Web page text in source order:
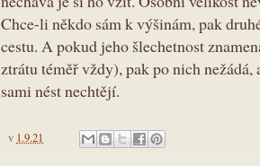
Chce-li někdo sám k výšinám, pak
cestu. A pokud jeho šlechetnost
ztrátu téměř vždy), pak po nich
sami nést nechtějí.
v 1.9.21